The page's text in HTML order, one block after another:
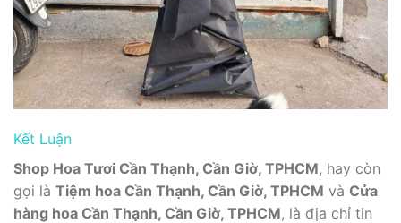
Kết Luận
Shop Hoa Tươi Cần Thạnh, Cần Giờ, TPHCM, hay còn
gọi là Tiệm hoa Cần Thạnh, Cần Giờ, TPHCM và Cửa
hàng hoa Cần Thạnh, Cần Giờ, TPHCM, là địa chỉ tin